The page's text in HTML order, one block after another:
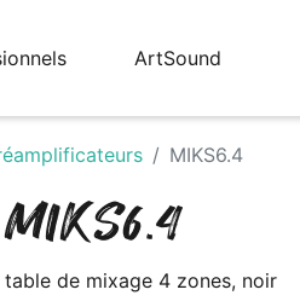
ArtSound
MIKS6.4
MIKS6.4
table de mixage 4 zones, noir